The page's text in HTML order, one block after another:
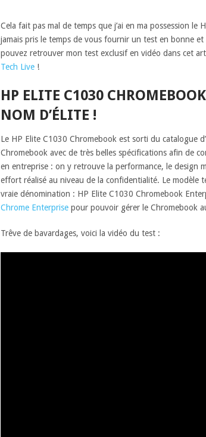
Cela fait pas mal de temps que j’ai en ma possession le
jamais pris le temps de vous fournir un test en bonne et
pouvez retrouver mon test exclusif en vidéo dans cet
Tech Live!
HP ELITE C1030
NOM D’ÉLITE !
Le HP Elite C1030 Chromebook est sorti du catalogue
Chromebook avec de très belles spécifications afin de
en entreprise : on y retrouve la performance, le design
effort réalisé au niveau de la confidentialité. Le modèle
vraie dénomination : HP Elite C1030 Chromebook
Chrome Enterprisepour pouvoir gérer le Chromebook
Trêve de bavardages, voici la vidéo du test :